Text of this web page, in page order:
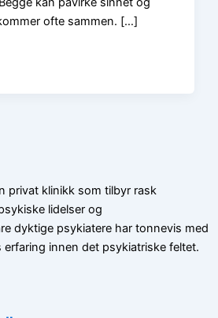
ofte sammen. […]
privat klinikk som tilbyr rask
lidelser og
dyktige psykiatere har tonnevis med
innen det psykiatriske feltet.